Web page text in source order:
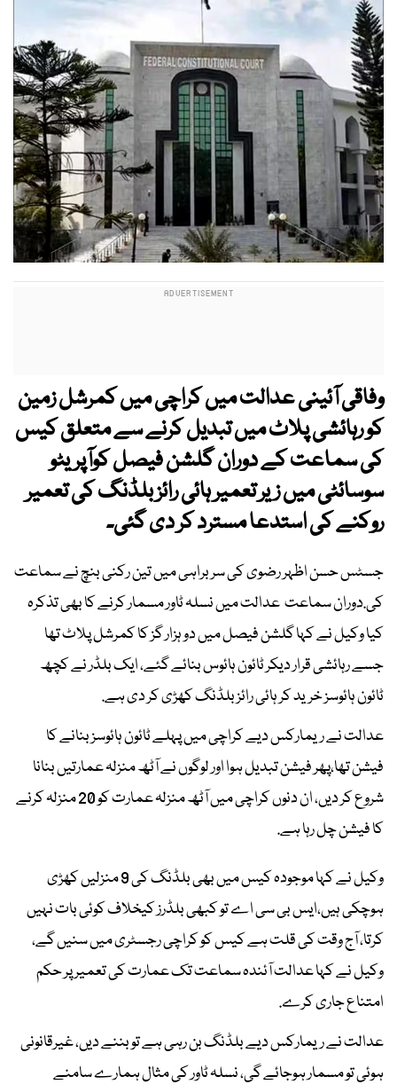
وفاقی آئینی عدالت میں کراچی میں کمرشل زمین
کو رہائشی پلاٹ میں تبدیل کرنے سے متعلق کیس
کی سماعت کے دوران گلشن فیصل کوآپریٹو
سوسائٹی میں زیر تعمیر ہائی رائز بلڈنگ کی تعمیر
روکنے کی استدعا مسترد کر دی گئی۔
جسٹس حسن اظہر رضوی کی سربراہی میں تین رکنی بنچ نے سماعت
کی.دوران سماعت عدالت میں نسلہ ٹاور مسمار کرنے کا بھی تذکرہ
کیا وکیل نے کہا گلشن فیصل میں دو ہزار گز کا کمرشل پلاٹ تھا
جسے رہائشی قرار دیکر ٹائون ہائوس بنائے گئے، ایک بلڈر نے کچھ
ٹائون ہائوسز خرید کر ہائی رائز بلڈنگ کھڑی کر دی ہے.
عدالت نے ریمارکس دیے کراچی میں پہلے ٹائون ہائوسز بنانے کا
فیشن تھا،پھر فیشن تبدیل ہوا اور لوگوں نے آٹھ منزلہ عمارتیں بنانا
شروع کر دیں، ان دنوں کراچی میں آٹھ منزلہ عمارت کو 20 منزلہ کرنے
کا فیشن چل رہا ہے.
وکیل نے کہا موجودہ کیس میں بھی بلڈنگ کی 9 منزلیں کھڑی
ہوچکی ہیں،ایس بی سی اے تو کبھی بلڈرز کیخلاف کوئی بات نہیں
کرتا، آج وقت کی قلت ہے کیس کو کراچی رجسٹری میں سنیں گے،
وکیل نے کہا عدالت آئندہ سماعت تک عمارت کی تعمیر پر حکم
امتناع جاری کرے.
عدالت نے ریمارکس دیے بلڈنگ بن رہی ہے تو بننے دیں، غیرقانونی
ہوئی تو مسمار ہوجائے گی، نسلہ ٹاور کی مثال ہمارے سامنے